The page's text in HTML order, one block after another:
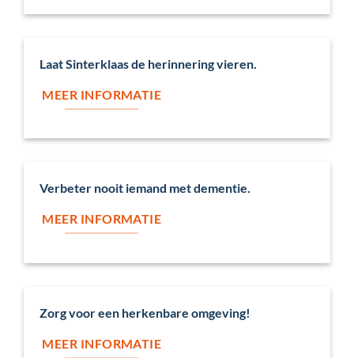
Laat Sinterklaas de herinnering vieren.
MEER INFORMATIE
Verbeter nooit iemand met dementie.
MEER INFORMATIE
Zorg voor een herkenbare omgeving!
MEER INFORMATIE